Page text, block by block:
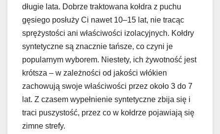
długie lata. Dobrze traktowana kołdra z puchu
gęsiego posłuży Ci nawet 10–15 lat, nie tracąc
sprężystości ani właściwości izolacyjnych. Kołdry
syntetyczne są znacznie tańsze, co czyni je
popularnym wyborem. Niestety, ich żywotność jest
krótsza – w zależności od jakości włókien
zachowują swoje właściwości przez około 3 do 7
lat. Z czasem wypełnienie syntetyczne zbija się i
traci puszystość, przez co w kołdrze pojawiają się
zimne strefy.